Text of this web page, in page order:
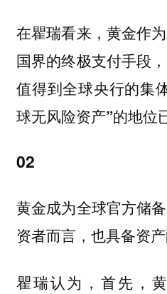
在瞿瑞看来，黄金作
国界的终极支付手段
值得到全球央行的集
球无风险资产”的地位
02
黄金成为全球官方储
资者而言，也具备资产
瞿瑞认为，首先，